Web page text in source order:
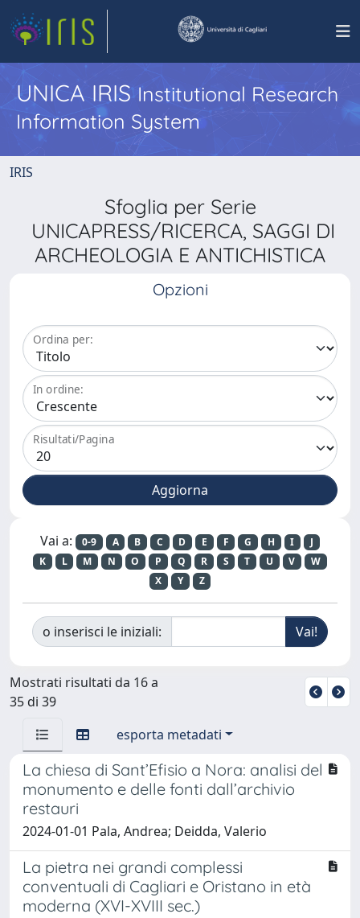
UNICA IRISInstitutional Research
Information System
IRIS
Sfoglia per Serie
UNICAPRESS/RICERCA, SAGGI DI
ARCHEOLOGIA E ANTICHISTICA
Opzioni
Ordina per:
In ordine:
Risultati/Pagina
Vai a: 0-9 A B C D E F G H I
J
K
L M N O P Q R S T U V
W
X
Y Z
o inserisci le iniziali:
Mostrati risultati da 16 a
35 di 39
esporta metadati
La chiesa di Sant’Efisio a Nora: analisi del
monumento e delle fonti dall’archivio
restauri
2024-01-01 Pala, Andrea; Deidda, Valerio
La pietra nei grandi complessi
conventuali di Cagliari e Oristano in età
moderna (XVI-XVIII sec.)